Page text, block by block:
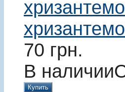
70 грн.
В наличии
Купить